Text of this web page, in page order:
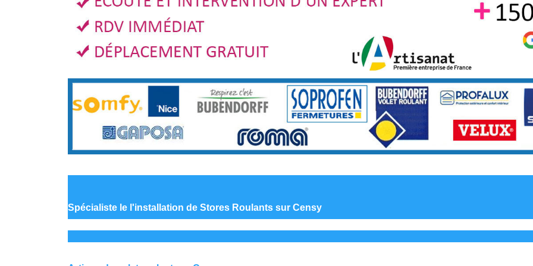
Spécialiste le l'installation de Stores Roulants sur Censy